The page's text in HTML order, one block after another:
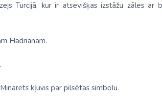
Turcijā, kur ir atsevišķas izstāžu zāles ar
Hadrianam.
kļuvis par pilsētas simbolu.